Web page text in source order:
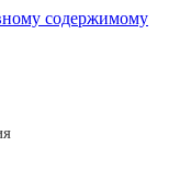
содержимому